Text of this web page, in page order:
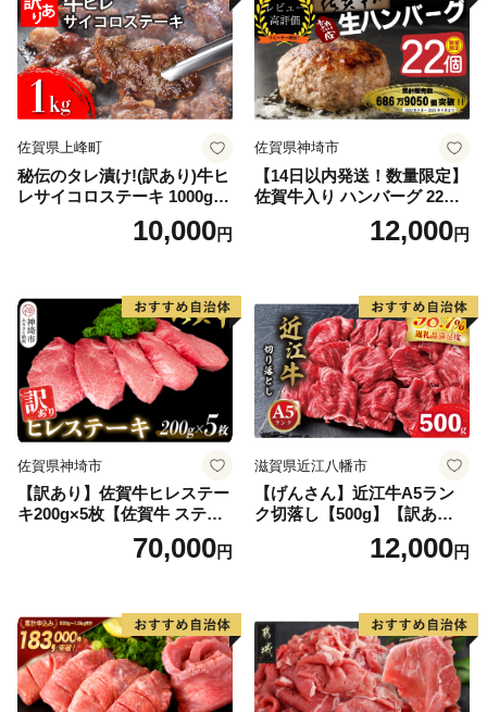
佐賀県上峰町
秘伝のタレ漬け!(訳あり)牛ヒ
レサイコロステーキ 1000g
10,000円
佐賀県神埼市
【14日以内発送！数量限定】
佐賀牛入り ハンバーグ 22個
2.6kg(120g×22個)【佐賀牛
黒毛和牛 ブランド牛 九州 ハ
気】(H083106)
12,000円
佐賀県神埼市
【訳あり】佐賀牛ヒレステー
キ200g×5枚【佐賀牛 ステー
キ ブランド肉 ヒレ肉 フィレ
肉 ジューシー ヘルシー】(H0
70,000円
滋賀県近江八幡市
【げんさん】近江牛A5ラン
ク切落し【500g】【訳あり】
12,000円